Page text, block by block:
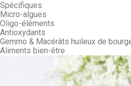
Spécifiques
Micro-algues
Oligo-éléments
Antioxydants
Gemmo & Macérâts huileux de
Aliments bien-être